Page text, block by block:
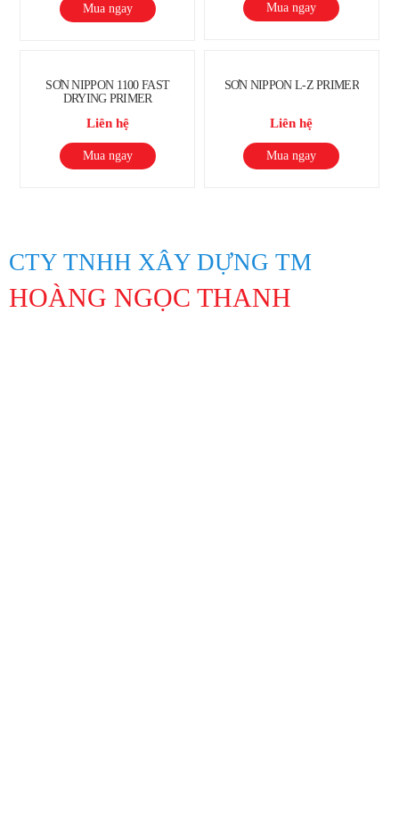
Mua ngay Mua ngay
SƠN NIPPON 1100 FAST
DRYING PRIMER
Liên hệ
Mua ngay
SƠN NIPPON L-Z PRIMER
Liên hệ
Mua ngay
CTY TNHH XÂY DỰNG TM
HOÀNG NGỌC THANH